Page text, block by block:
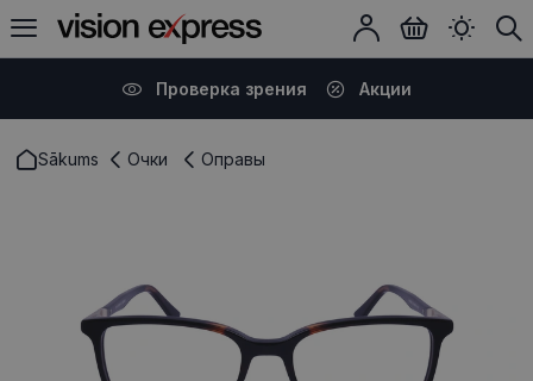
Проверка зрения Акции
Sākums Очки Оправы